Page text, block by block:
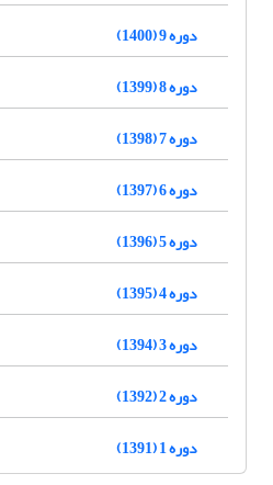
دوره 9 (1400)
دوره 8 (1399)
دوره 7 (1398)
دوره 6 (1397)
دوره 5 (1396)
دوره 4 (1395)
دوره 3 (1394)
دوره 2 (1392)
دوره 1 (1391)